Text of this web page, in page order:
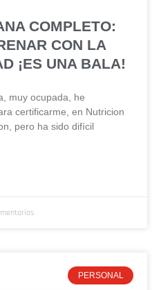
COMPLETO:
CON LA
¡ES UNA BALA!
muy ocupada, he
certificarme, en Nutricion
pero ha sido difícil
PERSONAL